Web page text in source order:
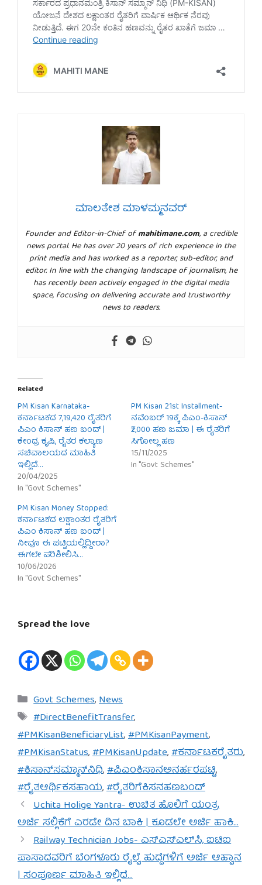
ಮಾಲತೇಶ ಮಾಳಮ್ಮನವರ್
Founder and Editor-in-Chief ofmahitimane.com, a credible
news portal. He has over 20 years of rich experience in the
print media and has worked as a reporter, sub-editor, and
editor. In line with the changing landscape of journalism, he
has recently been actively engaged in the digital media
space, focusing on delivering accurate and trustworthy
news to readers.
Related
PM Kisan Karnataka-
ಕರ್ನಾಟಕದ 7,19,420 ರೈತರಿಗೆ
ಪಿಎಂ ಕಿಸಾನ್ ಹಣ ಬಂದ್ |
ಕೇಂದ್ರ ಕೃಷಿ, ರೈತರ ಕಲ್ಯಾಣ
ಸಚಿವಾಲಯದ ಮಾಹಿತಿ
ಇಲ್ಲಿದೆ…
20/04/2025
In "Govt Schemes"
PM Kisan 21st Installment-
ನವೆಂಬರ್ 19ಕ್ಕೆ ಪಿಎಂ-ಕಿಸಾನ್
₹2,000 ಹಣ ಜಮಾ | ಈ ರೈತರಿಗೆ
ಸಿಗೋಲ್ಲ ಹಣ
15/11/2025
In "Govt Schemes"
PM Kisan Money Stopped:
ಕರ್ನಾಟಕದ ಲಕ್ಷಾಂತರ ರೈತರಿಗೆ
ಪಿಎಂ ಕಿಸಾನ್ ಹಣ ಬಂದ್ |
ನೀವೂ ಈ ಪಟ್ಟಿಯಲ್ಲಿದ್ದೀರಾ?
ಈಗಲೇ ಪರಿಶೀಲಿಸಿ…
10/06/2026
In "Govt Schemes"
Spread the love
Categories
Govt Schemes,News
Tags
#DirectBenefitTransfer,
#PMKisanBeneficiaryList,#PMKisanPayment,
#PMKisanStatus,#PMKisanUpdate,#ಕರ್ನಾಟಕರೈತರು,
#ಕಿಸಾನ್‌ಸಮ್ಮಾನ್‌ನಿಧಿ,#ಪಿಎಂಕಿಸಾನಅನರ್ಹರಪಟ್ಟಿ,
#ರೈತಆರ್ಥಿಕಸಹಾಯ,#ರೈತರಿಗೆಕಿಸನಹಣಬಂದ್
Uchita Holige Yantra- ಉಚಿತ ಹೊಲಿಗೆ ಯಂತ್ರ
ಅರ್ಜಿ ಸಲ್ಲಿಕೆಗೆ ಎರಡೇ ದಿನ ಬಾಕಿ | ಕೂಡಲೇ ಅರ್ಜಿ ಹಾಕಿ…
Railway Technician Jobs- ಎಸ್‌ಎಸ್‌ಎಲ್‌ಸಿ, ಐಟಿಐ
ಪಾಸಾದವರಿಗೆ ಬೆಂಗಳೂರು ರೈಲ್ವೆ ಹುದ್ದೆಗಳಿಗೆ ಅರ್ಜಿ ಆಹ್ವಾನ
| ಸಂಪೂರ್ಣ ಮಾಹಿತಿ ಇಲ್ಲಿದೆ…